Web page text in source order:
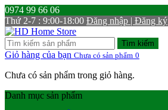
0974 99 66 06
Thứ 2-7 : 9:00-18:00 Đăng nhập | Đăng ký
Tìm kiếm
Giỏ hàng của bạn Chưa có sản phẩm 0
Chưa có sản phẩm trong giỏ hàng.
Danh mục sản phẩm